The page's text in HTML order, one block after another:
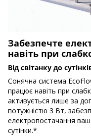
Забезпечте
навіть при
Від світанку до
Сонячна система
працює навіть при
активується лише за
потужністю 3 Вт,
електропостачання
сутінки.*